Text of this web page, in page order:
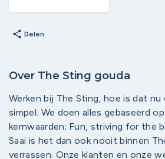
share Delen
Over The Sting gouda
Werken bij The Sting, hoe is dat nu
simpel. We doen alles gebaseerd
kernwaarden; Fun, striving for the
Saai is het dan ook nooit binnen
verrassen. Onze klanten en onze